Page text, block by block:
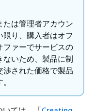
たは管理者アカウン
限り、購入者はオフ
ファーでサービスの
いため、製品に制
渉された価格で製品